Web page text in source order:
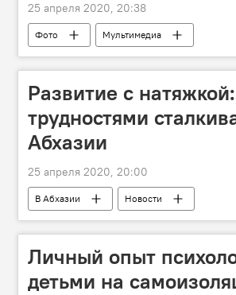
25 апреля 2020, 20:38
Фото Мультимедиа
Развитие с
трудностями
Абхазии
25 апреля 2020, 20:00
В Абхазии Новости
Личный опыт
детьми на